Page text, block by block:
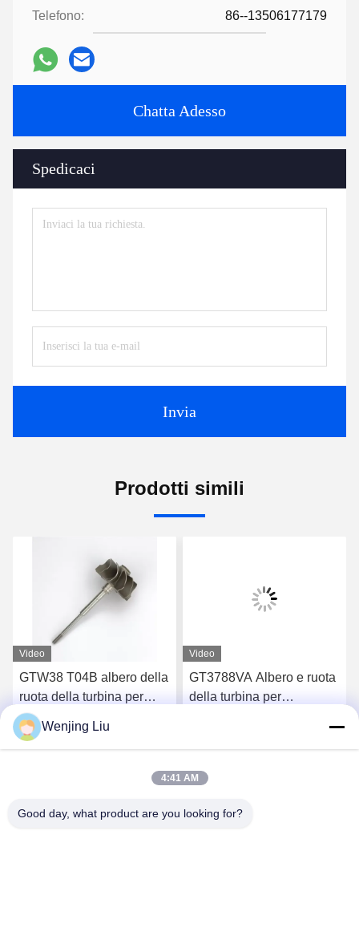
Telefono: 86--13506177179
Chatta Adesso
Spedicaci
Invia
Prodotti simili
Video
GTW38 T04B albero della
ruota della turbina per
turbocompressori 407276-
6 407276-19 446905-2
446905-5Chatta Adesso
Video
GT3788VA Albero e ruota
della turbina per
5002S
Chatta Adesso
Wenjing Liu
4:41 AM
Good day, what product are you looking for?